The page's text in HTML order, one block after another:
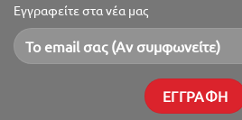
Εγγραφείτε στα νέα μας